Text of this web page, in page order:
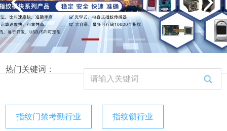
热门关键词：
指纹门禁考勤行业 指纹锁行业